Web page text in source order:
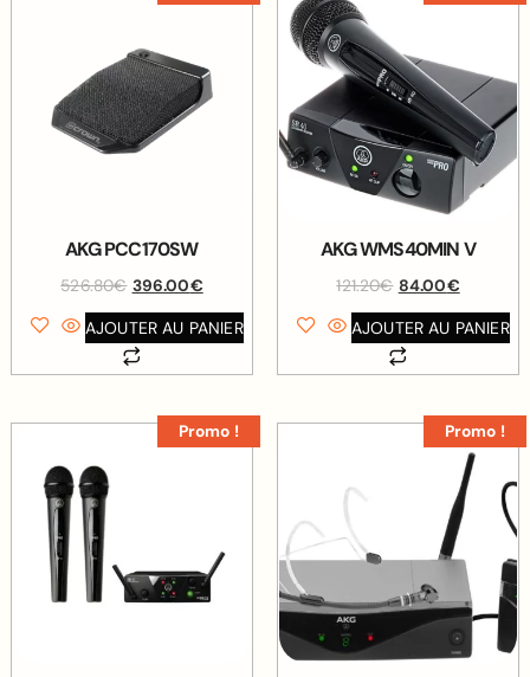
AKG PCC170SW
526.80€ 396.00€
AJOUTER AU PANIER
AKG WMS40MIN V
121.20€ 84.00€
AJOUTER AU PANIER
Promo ! Promo !